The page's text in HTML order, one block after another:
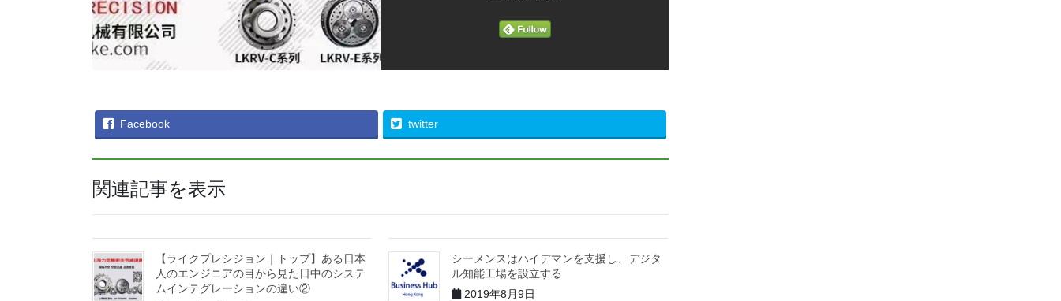
Facebook twitter
関連記事を表示
【ライクプレシジョン｜トップ】ある日本
人のエンジニアの目から見た日中のシステ
ムインテグレーションの違い②
シーメンスはハイデマンを支援し、デジタ
ル知能工場を設立する
2019年8月9日